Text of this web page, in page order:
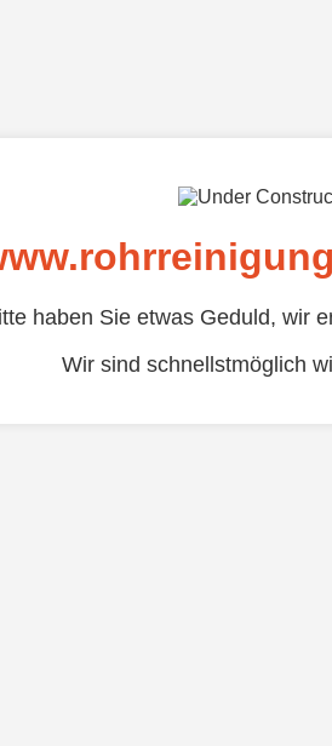
haben Sie etwas Geduld, wir
Wir sind schnellstmöglich